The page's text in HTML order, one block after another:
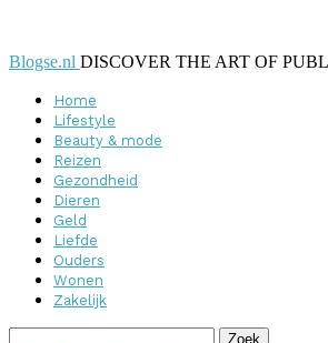
Blogse.nl DISCOVER THE ART OF
Home
Lifestyle
Beauty & mode
Reizen
Gezondheid
Dieren
Geld
Liefde
Ouders
Wonen
Zakelijk